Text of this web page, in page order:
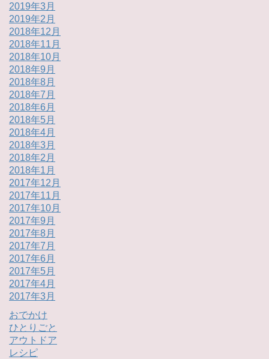
2019年3月
2019年2月
2018年12月
2018年11月
2018年10月
2018年9月
2018年8月
2018年7月
2018年6月
2018年5月
2018年4月
2018年3月
2018年2月
2018年1月
2017年12月
2017年11月
2017年10月
2017年9月
2017年8月
2017年7月
2017年6月
2017年5月
2017年4月
2017年3月
おでかけ
ひとりごと
アウトドア
レシピ